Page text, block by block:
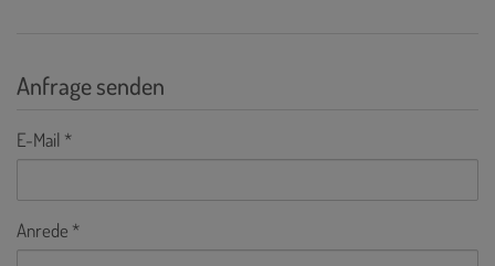
Anfrage senden
E-Mail
Anrede